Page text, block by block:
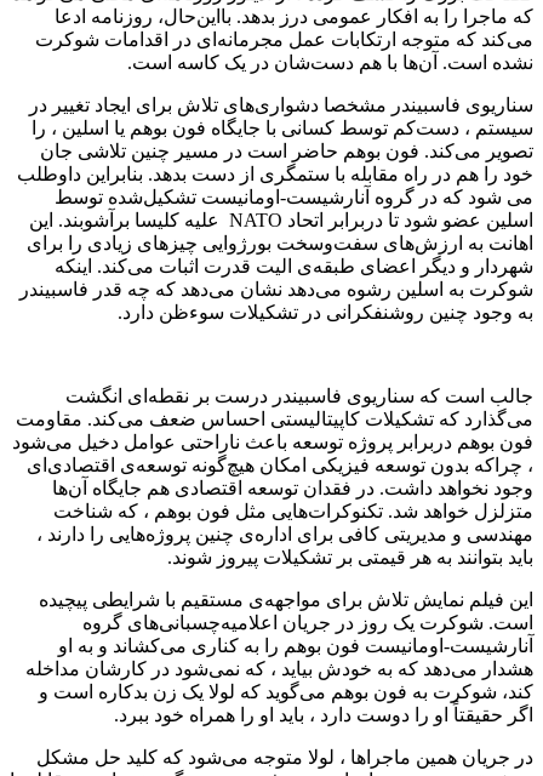
که ماجرا را به افکار عمومی درز بدهد. بااین‌حال، روزنامه‌ ادعا
می‌کند که متوجه ارتکابات عمل مجرمانه‌ای در اقدامات شوکرت
نشده است. آن‌‌ها با هم دست‌شان در یک کاسه است.
سناریوی فاسبیندر مشخصا دشواری‌های تلاش برای ایجاد تغییر در
سیستم ، دست‌کم توسط کسانی با جایگاه فون بوهم یا اسلین ، را
تصویر می‌کند. فون بوهم حاضر است در مسیر چنین تلاشی جان
خود را هم در راه مقابله با ستمگری از دست بدهد. بنابراین داوطلب
می شود که در گروه آنارشیست-اومانیست تشکیل‌شده توسط
اسلین عضو شود تا دربرابر اتحاد NATO علیه کلیسا برآشوبند. این
اهانت به ارزش‌های سفت‌وسخت بورژوایی چیزهای زیادی را برای
شهردار و دیگر اعضای طبقه‌ی الیت قدرت اثبات می‌کند. اینکه
شوکرت به اسلین رشوه می‌دهد نشان می‌دهد که چه قدر فاسبیندر
به وجود چنین روشنفکرانی در تشکیلات سوء‌ظن دارد.
جالب است که سناریوی فاسبیندر درست بر نقطه‌ای انگشت
می‌گذارد که تشکیلات کاپیتالیستی احساس ضعف می‌کند. مقاومت
فون بوهم دربرابر پروژه توسعه باعث ناراحتی عوامل دخیل می‌شود
، چراکه بدون توسعه فیزیکی امکان هیچ‌گونه توسعه‌ی اقتصادی‌ای
وجود نخواهد داشت. در فقدان توسعه اقتصادی هم جایگاه آن‌ها
متزلزل خواهد شد. تکنوکرات‌هایی مثل فون بوهم ، که شناخت
مهندسی و مدیریتی کافی برای اداره‌ی چنین پروژه‌هایی را دارند ،
باید بتوانند به هر قیمتی بر تشکیلات پیروز شوند.
این فیلم نمایش تلاش برای مواجهه‌ی مستقیم با شرایطی پیچیده
است. شوکرت یک روز در جریان اعلامیه‌چسبانی‌های گروه
آنارشیست-اومانیست فون بوهم را به کناری می‌کشاند و به او
هشدار می‌دهد که به خودش بیاید ، که نمی‌شود در کارشان مداخله
کند، شوکرت به فون بوهم می‌گوید که لولا یک زن بدکاره است و
اگر حقیقتاً او را دوست دارد ، باید او را همراه خود ببرد.
در جریان همین ماجراها ، لولا متوجه می‌شود که کلید حل مشکل